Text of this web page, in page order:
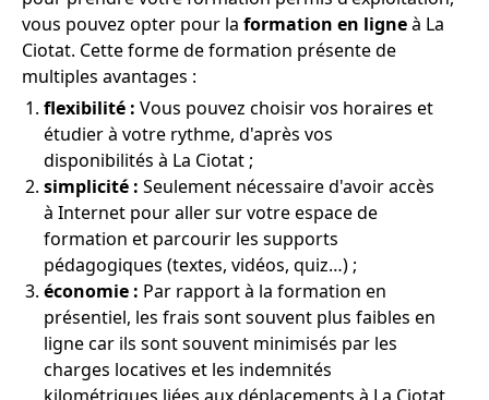
vous pouvez opter pour la formation en ligneà La
Ciotat. Cette forme de formation présente de
multiples avantages :
flexibilité : Vous pouvez choisir vos horaires et
étudier à votre rythme, d'après vos
disponibilités à La Ciotat ;
simplicité : Seulement nécessaire d'avoir accès
à Internet pour aller sur votre espace de
formation et parcourir les supports
pédagogiques (textes, vidéos, quiz…) ;
économie : Par rapport à la formation en
présentiel, les frais sont souvent plus faibles en
ligne car ils sont souvent minimisés par les
charges locatives et les indemnités